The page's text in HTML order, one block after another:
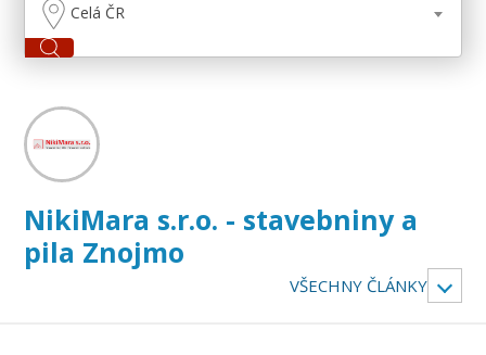
Celá ČR
NikiMara s.r.o. - stavebniny a
pila Znojmo
VŠECHNY ČLÁNKY